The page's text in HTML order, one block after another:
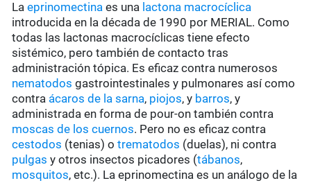
Laeprinomectina es una lactona macrocíclica
introducida en la década de 1990 por MERIAL. Como
todas las lactonas macrocíclicas tiene efecto
sistémico, pero también de contacto tras
administración tópica. Es eficaz contra numerosos
nematodos gastrointestinales y pulmonares así como
contra ácaros de la sarna, piojos, y barros, y
administrada en forma de pour-on también contra
moscas de los cuernos. Pero no es eficaz contra
cestodos (tenias) otrematodos (duelas), ni contra
pulgas y otros insectos picadores (tábanos,
mosquitos, etc.). La eprinomectina es un análogo de la